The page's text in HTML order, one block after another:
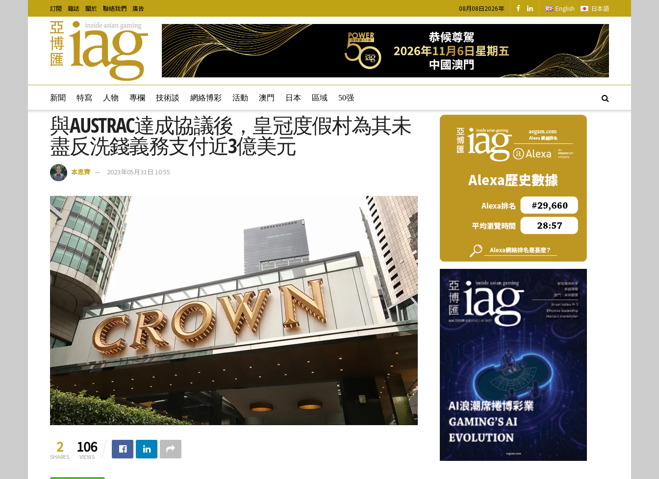
訂閱 雜誌 關於 聯絡我們 廣告 08月08日2026年 English 日本語
新聞 特寫 人物 專欄 技術談 網絡博彩 活動 澳門 日本 區域 50强
與AUSTRAC達成協議後，皇冠度假村為其未
盡反洗錢義務支付近3億美元
本思齊 2023年05月31日 10:55
2
SHARES
106
VIEWS